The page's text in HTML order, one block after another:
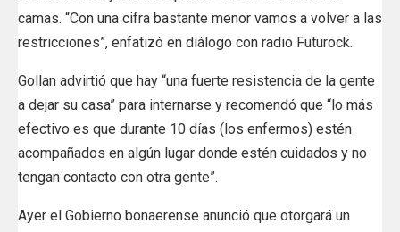
camas. “Con una cifra bastante menor vamos a volver a las
restricciones”, enfatizó en diálogo con radio Futurock.
Gollan advirtió que hay “una fuerte resistencia de la gente
a dejar su casa” para internarse y recomendó que “lo más
efectivo es que durante 10 días (los enfermos) estén
acompañados en algún lugar donde estén cuidados y no
tengan contacto con otra gente”.
Ayer el Gobierno bonaerense anunció que otorgará un